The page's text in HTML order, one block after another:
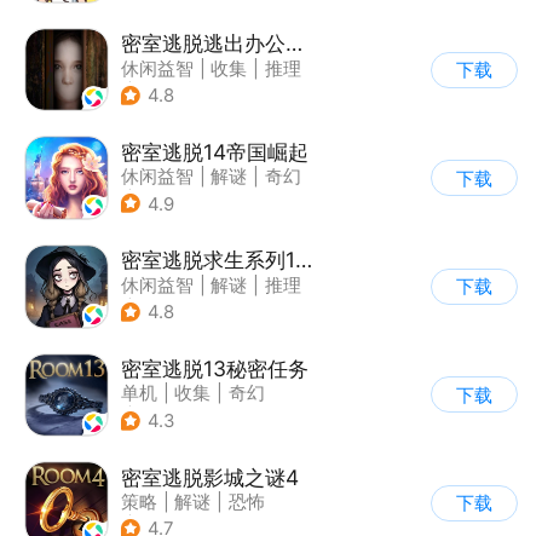
密室逃脱逃出办公室3
休闲益智 收集
推理
| 密室逃脱
4.8
下载
密室逃脱14帝国崛起
休闲益智 解谜
奇幻
| 密室逃脱
4.9
下载
密室逃脱求生系列1极地冒险
休闲益智 解谜
推理
| 密室逃脱
4.8
下载
密室逃脱13秘密任务
单机 收集
奇幻
| 密室逃脱
4.3
下载
密室逃脱影城之谜4
策略 解谜
恐怖
| 密室逃脱
4.7
下载